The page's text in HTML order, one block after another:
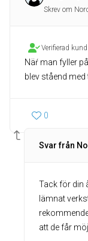
Skrev om
Verifierad kund
Näŕ man fyller
blev ståend
0
Svar från
Tack för din
lämnat
att de får